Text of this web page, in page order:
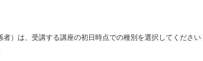
）は、受講する講座の初日時点での種別を選択してくださ